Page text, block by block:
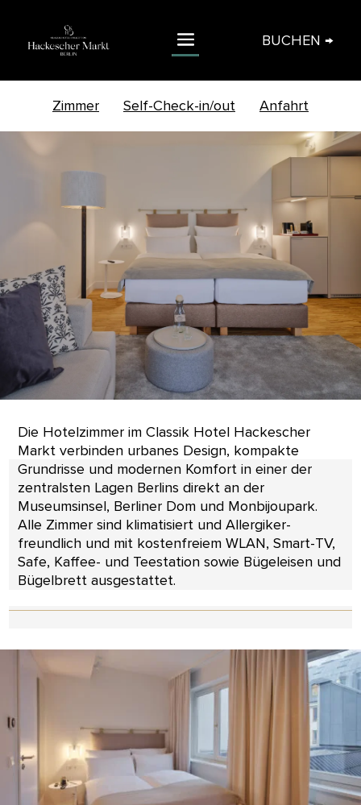
BUCHEN →
Zimmer Self-Check-in/out Anfahrt
Die Hotelzimmer im Classik Hotel Hackescher
Markt verbinden urbanes Design, kompakte
Grundrisse und modernen Komfort in einer der
zentralsten Lagen Berlins direkt an der
Museumsinsel, Berliner Dom und Monbijoupark.
Alle Zimmer sind klimatisiert und Allergiker-
freundlich und mit kostenfreiem WLAN, Smart-TV,
Safe, Kaffee- und Teestation sowie Bügeleisen und
Bügelbrett ausgestattet.